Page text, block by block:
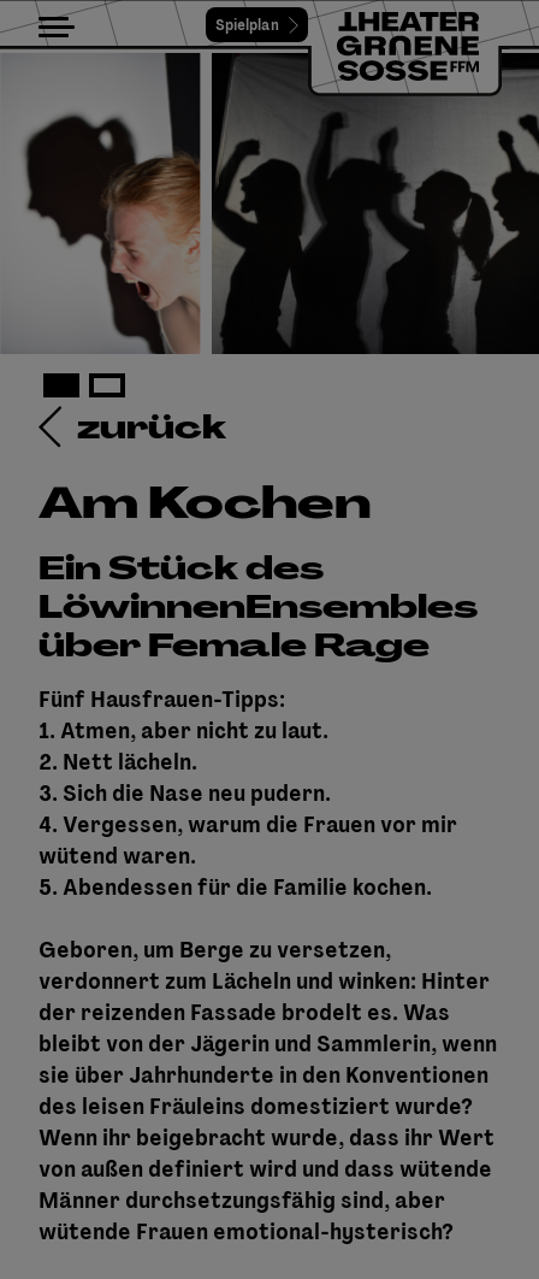
Toggle navigationSpielplan
zurück
Am Kochen
Ein Stück des
LöwinnenEnsembles
über Female Rage
Fünf Hausfrauen-Tipps:
1. Atmen, aber nicht zu laut.
2. Nett lächeln.
3. Sich die Nase neu pudern.
4. Vergessen, warum die Frauen vor mir
wütend waren.
5. Abendessen für die Familie kochen.
Geboren, um Berge zu versetzen,
verdonnert zum Lächeln und winken: Hinter
der reizenden Fassade brodelt es. Was
bleibt von der Jägerin und Sammlerin, wenn
sie über Jahrhunderte in den Konventionen
des leisen Fräuleins domestiziert wurde?
Wenn ihr beigebracht wurde, dass ihr Wert
von außen definiert wird und dass wütende
Männer durchsetzungsfähig sind, aber
wütende Frauen emotional-hysterisch?